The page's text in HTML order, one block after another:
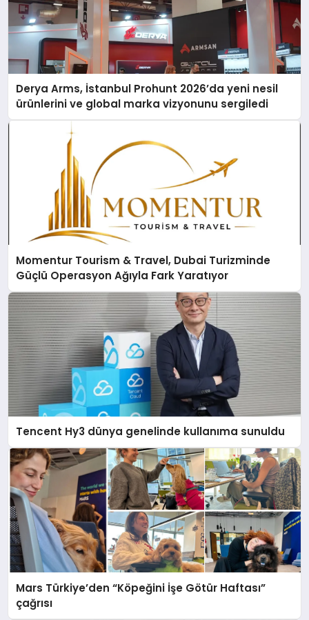
Derya Arms, İstanbul Prohunt 2026’da yeni nesil
ürünlerini ve global marka vizyonunu sergiledi
Momentur Tourism & Travel, Dubai Turizminde
Güçlü Operasyon Ağıyla Fark Yaratıyor
Tencent Hy3 dünya genelinde kullanıma sunuldu
Mars Türkiye’den “Köpeğini İşe Götür Haftası”
çağrısı